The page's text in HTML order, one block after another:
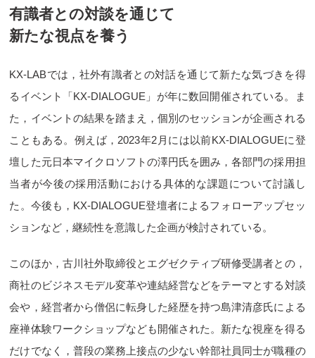
有識者との対談を通じて
新たな視点を養う
KX-LABでは，社外有識者との対話を通じて新たな気づきを得
るイベント「KX-DIALOGUE」が年に数回開催されている。ま
た，イベントの結果を踏まえ，個別のセッションが企画される
こともある。例えば，2023年2月には以前KX-DIALOGUEに登
壇した元日本マイクロソフトの澤円氏を囲み，各部門の採用担
当者が今後の採用活動における具体的な課題について討議し
た。今後も，KX-DIALOGUE登壇者によるフォローアップセッ
ションなど，継続性を意識した企画が検討されている。
このほか，古川社外取締役とエグゼクティブ研修受講者との，
商社のビジネスモデル変革や連結経営などをテーマとする対談
会や，経営者から僧侶に転身した経歴を持つ島津清彦氏による
座禅体験ワークショップなども開催された。新たな視座を得る
だけでなく，普段の業務上接点の少ない幹部社員同士が職種の